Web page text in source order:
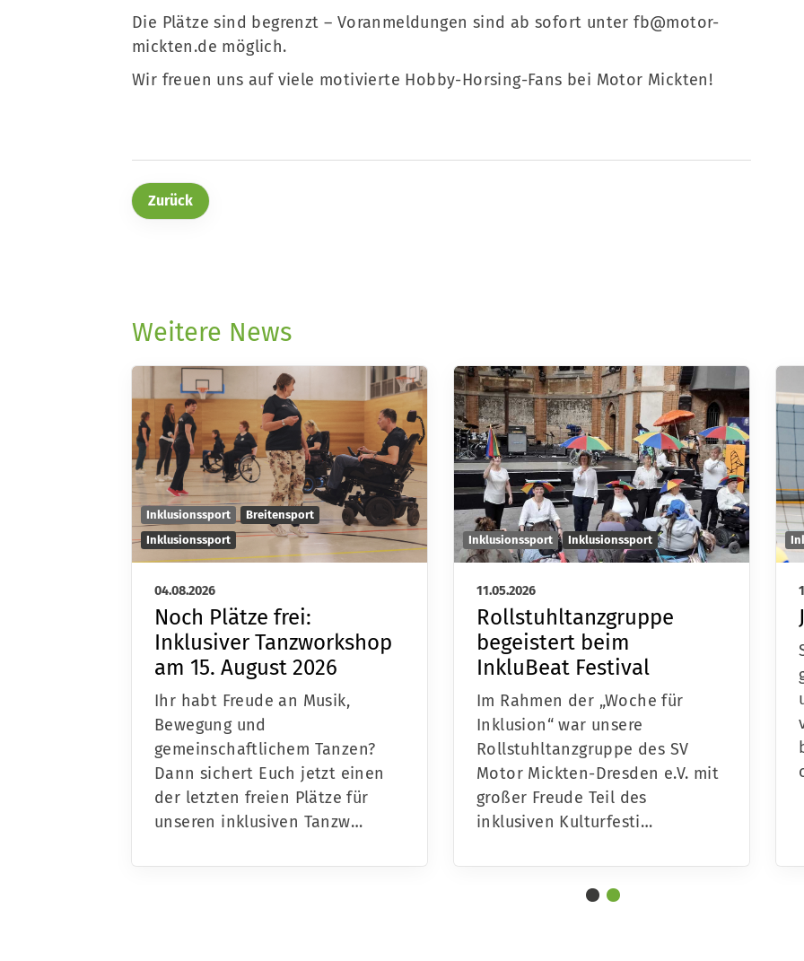
Die Plätze sind begrenzt – Voranmeldungen sind ab sofort unterfb@motor-
mickten.de möglich.
Wir freuen uns auf viele motivierte Hobby-Horsing-Fans bei Motor Mickten!
Zurück
Weitere News
Inklusionssport
Breitensport
Inklusionssport
04.08.2026
Noch Plätze frei:
Inklusiver Tanzworkshop
am 15. August 2026
Ihr habt Freude an Musik,
Bewegung und
gemeinschaftlichem Tanzen?
Dann sichert Euch jetzt einen
der letzten freien Plätze für
unseren inklusiven Tanzw…
Inklusionssport Inklusionssport
11.05.2026
Rollstuhltanzgruppe
begeistert beim
InkluBeat Festival
Im Rahmen der „Woche für
Inklusion“ war unsere
Rollstuhltanzgruppe des SV
Motor Mickten-Dresden e.V. mit
großer Freude Teil des
inklusiven Kulturfesti…